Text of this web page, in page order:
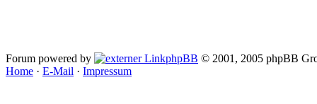
Forum powered by phpBB © 2001, 2005 phpBB
Home · E-Mail · Impressum